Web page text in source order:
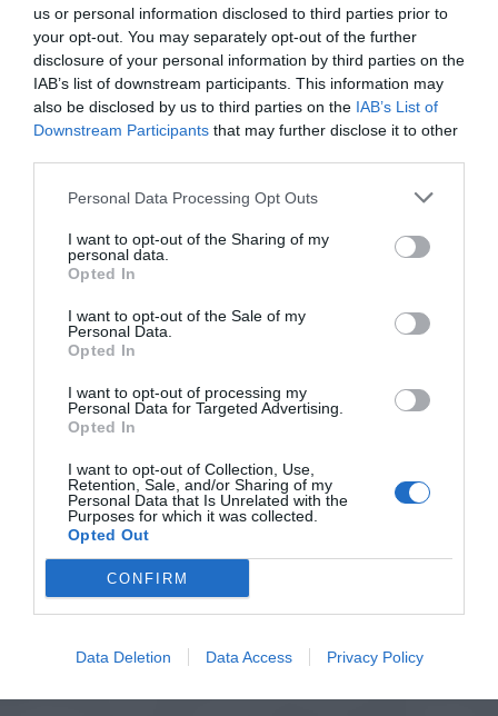
us or personal information disclosed to third parties prior to
your opt-out. You may separately opt-out of the further
disclosure of your personal information by third parties on the
IAB’s list of downstream participants. This information may
also be disclosed by us to third parties on the IAB’s List of
Downstream Participants that may further disclose it to other
Personal Data Processing Opt Outs
I want to opt-out of the Sharing of my
personal data.
Opted In
I want to opt-out of the Sale of my
Personal Data.
Opted In
I want to opt-out of processing my
Personal Data for Targeted Advertising.
Opted In
I want to opt-out of Collection, Use,
Retention, Sale, and/or Sharing of my
Personal Data that Is Unrelated with the
Purposes for which it was collected.
Opted Out
CONFIRM
Data Deletion Data Access Privacy Policy